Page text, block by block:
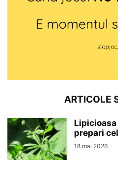
ARTICOLE
prepari
18 mai 2026